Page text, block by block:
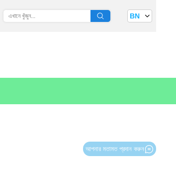
BN
আপনার মতামত প্রদান করুন